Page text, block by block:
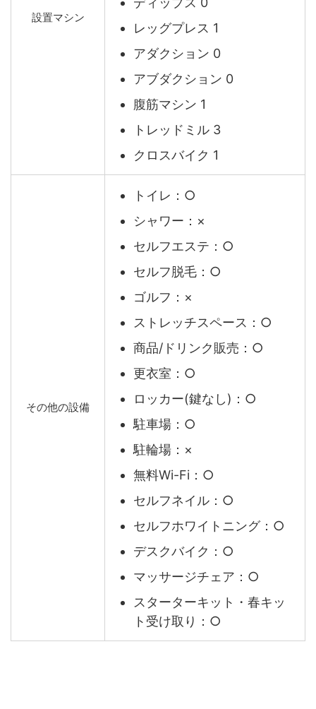
設置マシン
レッグプレス 1
アダクション 0
アブダクション 0
腹筋マシン 1
トレッドミル 3
クロスバイク 1
その他の設備
トイレ：○
シャワー：×
セルフエステ：○
セルフ脱毛：○
ゴルフ：×
ストレッチスペース：○
商品/ドリンク販売：○
更衣室：○
ロッカー(鍵なし)：○
駐車場：○
駐輪場：×
無料Wi-Fi：○
セルフネイル：○
セルフホワイトニング：○
デスクバイク：○
マッサージチェア：○
スターターキット・春キッ
ト受け取り：○